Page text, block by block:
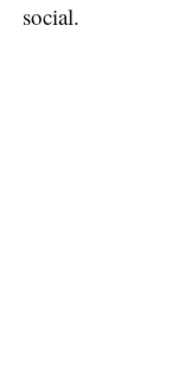
social.